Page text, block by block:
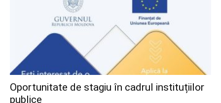
Oportunitate de stagiu în cadrul instituțiilor
publice